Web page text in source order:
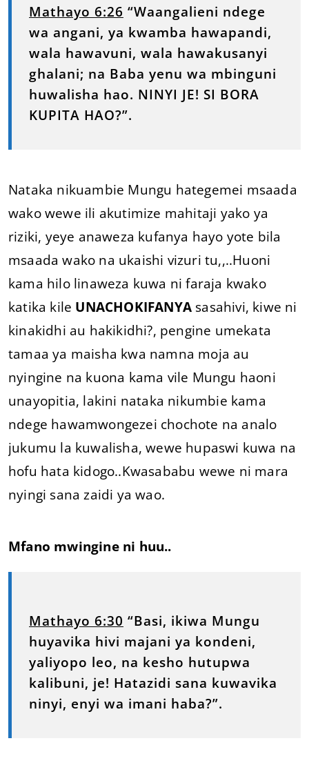
Mathayo 6:26 “Waangalieni ndege
wa angani, ya kwamba hawapandi,
wala hawavuni, wala hawakusanyi
ghalani; na Baba yenu wa mbinguni
huwalisha hao. NINYI JE! SI BORA
KUPITA HAO?”.
Nataka nikuambie Mungu hategemei msaada
wako wewe ili akutimize mahitaji yako ya
riziki, yeye anaweza kufanya hayo yote bila
msaada wako na ukaishi vizuri tu,,..Huoni
kama hilo linaweza kuwa ni faraja kwako
katika kile UNACHOKIFANYA sasahivi, kiwe ni
kinakidhi au hakikidhi?, pengine umekata
tamaa ya maisha kwa namna moja au
nyingine na kuona kama vile Mungu haoni
unayopitia, lakini nataka nikumbie kama
ndege hawamwongezei chochote na analo
jukumu la kuwalisha, wewe hupaswi kuwa na
hofu hata kidogo..Kwasababu wewe ni mara
nyingi sana zaidi ya wao.
Mfano mwingine ni huu..
Mathayo 6:30 “Basi, ikiwa Mungu
huyavika hivi majani ya kondeni,
yaliyopo leo, na kesho hutupwa
kalibuni, je! Hatazidi sana kuwavika
ninyi, enyi wa imani haba?”.